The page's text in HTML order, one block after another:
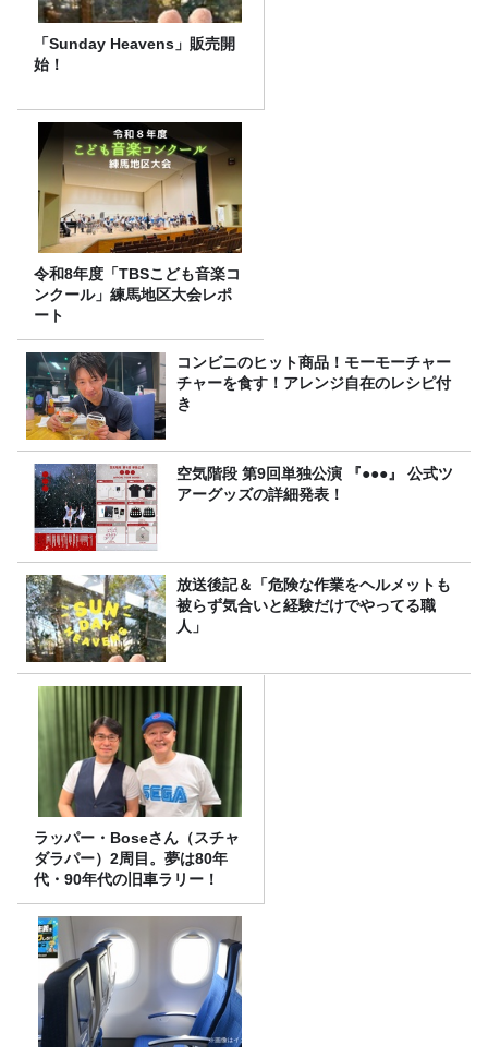
「Sunday Heavens」販売開
始！
令和8年度「TBSこども音楽コ
ンクール」練馬地区大会レポ
ート
コンビニのヒット商品！モーモーチャー
チャーを食す！アレンジ自在のレシピ付
き
空気階段 第9回単独公演 『●●●』 公式ツ
アーグッズの詳細発表！
放送後記＆「危険な作業をヘルメットも
被らず気合いと経験だけでやってる職
人」
ラッパー・Boseさん（スチャ
ダラパー）2周目。夢は80年
代・90年代の旧車ラリー！